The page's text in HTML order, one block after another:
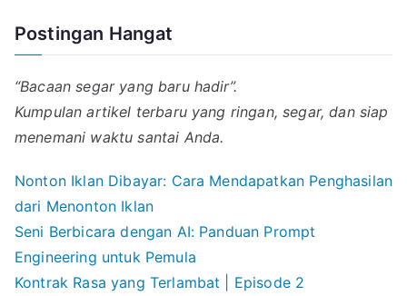
Postingan Hangat
“Bacaan segar yang baru hadir”.
Kumpulan artikel terbaru yang ringan, segar, dan siap
menemani waktu santai Anda.
Nonton Iklan Dibayar: Cara Mendapatkan Penghasilan
dari Menonton Iklan
Seni Berbicara dengan AI: Panduan Prompt
Engineering untuk Pemula
Kontrak Rasa yang Terlambat | Episode 2